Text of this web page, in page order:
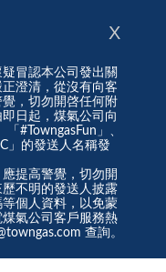
冒認本公司發出關
澄清，從沒有向客
，切勿開啓任何附
日起，煤氣公司向
#TowngasFun」、
」的發送人名稱發
提高警覺，切勿開
不明的發送人披露
個人資料，以免蒙
氣公司客戶服務熱
查詢。
X